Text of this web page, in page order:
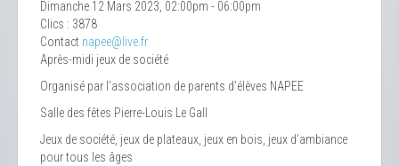
Dimanche 12 Mars 2023, 02:00pm - 06:00pm
Clics : 3878
Contact napee@live.fr
Après-midi jeux de société
Organisé par l’association de parents d’élèves NAPEE
Salle des fêtes Pierre-Louis Le Gall
Jeux de société, jeux de plateaux, jeux en bois, jeux d’ambiance
pour tous les âges